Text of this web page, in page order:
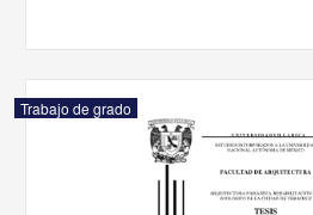
Trabajo de grado